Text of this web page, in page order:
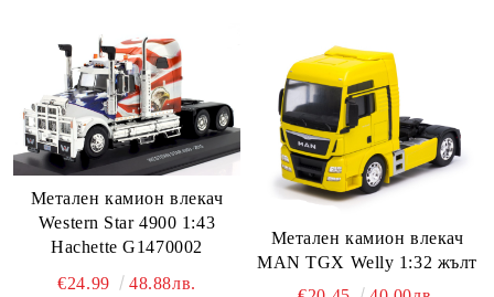
Метален камион влекач
Western Star 4900 1:43
Hachette G1470002
€24.99
48.88лв.
Метален камион влекач
MAN TGX Welly 1:32 жълт